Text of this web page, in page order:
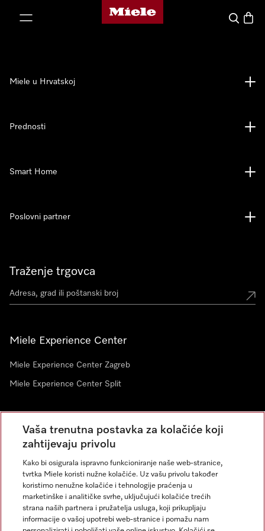
Miele početna stranica
Pretraga
Traženje trgovca
Miele Experience Center
Miele Experience Center Zagreb
Miele Experience Center Split
Newsletter
Miele u Hrvatskoj
Prednosti
Smart Home
Poslovni partner
Vaša trenutna postavka za kolačiće koji
zahtijevaju privolu
Kako bi osigurala ispravno funkcioniranje naše web-stranice,
tvrtka Miele koristi nužne kolačiće. Uz vašu privolu također
koristimo nenužne kolačiće i tehnologije praćenja u
marketinške i analitičke svrhe, uključujući kolačiće trećih
strana naših partnera i pružatelja usluga, koji prikupljaju
informacije o vašoj upotrebi web-stranice i pomažu nam